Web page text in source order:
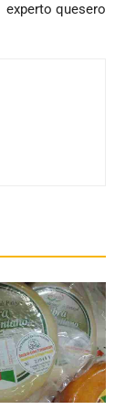
experto quesero